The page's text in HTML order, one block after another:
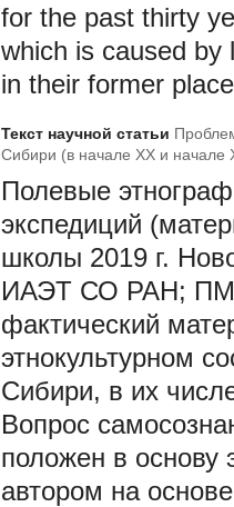
for the past thirty
which is caused by
in their former
Текст научной статьи
Сибири (в начале XX и начале
Полевые
экспедиций
школы 2019 г.
ИАЭТ СО РАН; ПМА
фактический
этнокультурном
Сибири, в их
Вопрос
положен в основу
автором на